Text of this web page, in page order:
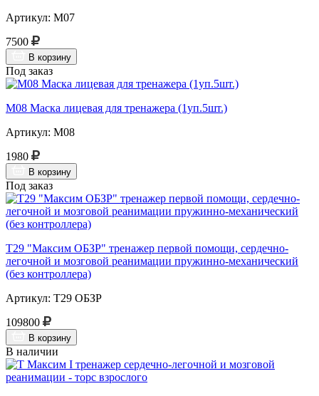
Артикул: М07
7500
В корзину
Под заказ
М08 Маска лицевая для тренажера (1уп.5шт.)
Артикул: М08
1980
В корзину
Под заказ
Т29 "Максим ОБЗР" тренажер первой помощи, сердечно-
легочной и мозговой реанимации пружинно-механический
(без контроллера)
Артикул: Т29 ОБЗР
109800
В корзину
В наличии